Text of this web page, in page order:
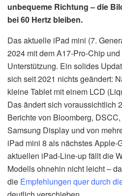
unbequeme Richtung – die
bei 60 Hertz bleiben.
Das aktuelle iPad mini (7.
2024 mit dem A17-Pro-Chip
Unterstützung. Ein solides
sich seit 2021 nichts geändert:
kleine Tablet mit einem LCD
Das ändert sich voraussichtlich
Berichte von Bloomberg,
Samsung Display und von
iPad mini 8 als nächstes Apple-
aktuellen iPad-Line-up fällt die
Modells ohnehin nicht leicht –
die Empfehlungen quer durch